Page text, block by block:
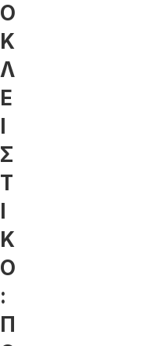
Ο
Κ
Λ
Ε
Ι
Σ
Τ
Ι
Κ
Ο
:
Π